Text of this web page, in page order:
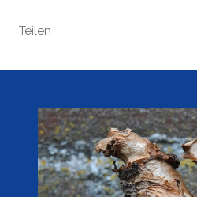
Teilen